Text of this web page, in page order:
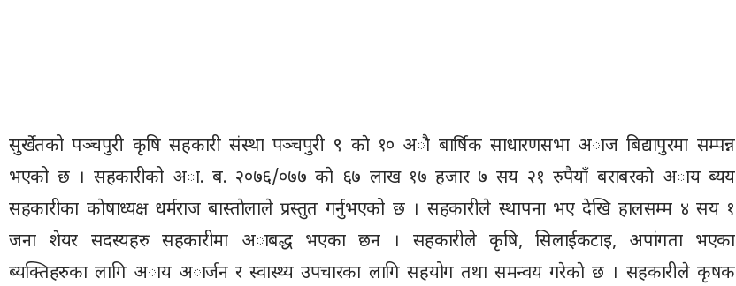
सुर्खेतको पञ्चपुरी कृषि सहकारी संस्था पञ्चपुरी ९ काे १० अाै बार्षिक साधारणसभा अाज बिद्यापुरमा सम्पन्न
भएको छ । सहकारीको अा. ब. २०७६/०७७ काे ६७ लाख १७ हजार ७ सय २१ रुपैयाँ बराबरकाे अाय ब्यय
सहकारीका काेषाध्यक्ष धर्मराज बास्ताेलाले प्रस्तुत गर्नुभएको छ । सहकारीले स्थापना भए देखि हालसम्म ४ सय १
जना शेयर सदस्यहरु सहकारीमा अाबद्ध भएका छन । सहकारीले कृषि, सिलाईकटाइ, अपांगता भएका
ब्यक्तिहरुका लागि अाय अार्जन र स्वास्थ्य उपचारका लागि सहयोग तथा समन्वय गरेकाे छ । सहकारीले कृषक